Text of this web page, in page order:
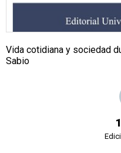
Vida cotidiana y sociedad
Sabio